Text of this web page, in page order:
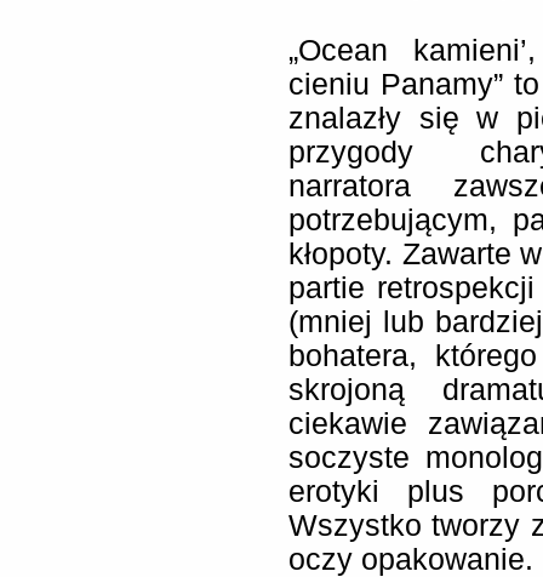
„Ocean
cieniu Panamy”
znalazły się w
przygody
narratora
potrzebującym,
kłopoty. Zawarte
partie
(mniej lub
bohatera,
skrojoną
ciekawie
soczyste
erotyki plus
Wszystko tworzy
oczy opakowanie.